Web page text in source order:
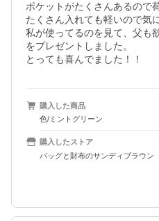
ポケットがたくさんあるので
たくさん入れても軽いので気
私が使ってるのを見て、父も
をプレゼントしました。
とっても喜んでました！！
購入した商品
色/ミントグリーン
購入したストア
バッグと財布のサンディブラウン